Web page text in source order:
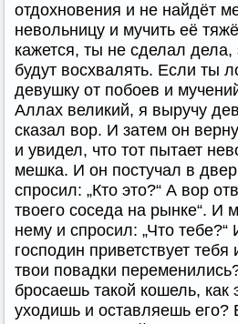
отдохновения и не найдёт
невольницу и мучить её
кажется, ты не сделал дела,
будут восхвалять. Если ты
девушку от побоев и
Аллах великий, я выручу
сказал вор. И затем он
и увидел, что тот пытает
мешка. И он постучал в
спросил: „Кто это?“ А вор
твоего соседа на рынке“. И
нему и спросил: „Что
господин приветствует тебя
твои повадки
бросаешь такой кошель, как
уходишь и оставляешь